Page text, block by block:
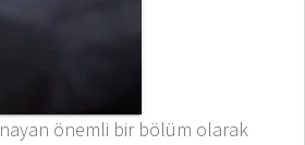
önemli bir bölüm olarak